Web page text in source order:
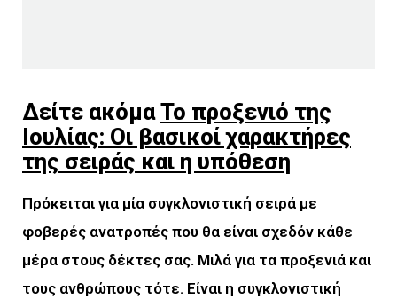
Δείτε ακόμαΤο προξενιό της
Ιουλίας: Οι βασικοί χαρακτήρες
της σειράς και η υπόθεση
Πρόκειται για μία συγκλονιστική σειρά με
φοβερές ανατροπές που θα είναι σχεδόν κάθε
μέρα στους δέκτες σας. Μιλά για τα προξενιά και
τους ανθρώπους τότε. Είναι η συγκλονιστική